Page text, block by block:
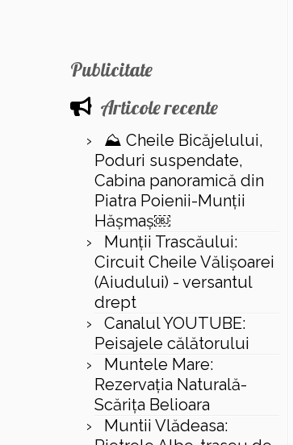
Publicitate
Articole recente
⛰️ Cheile Bicăjelului,
Poduri suspendate,
Cabina panoramică din
Piatra Poienii-Munții
Hășmaș￼
Munții Trascăului:
Circuit Cheile Vălișoarei
(Aiudului) - versantul
drept
Canalul YOUTUBE:
Peisajele călătorului
Muntele Mare:
Rezervaţia Naturală-
Scăriţa Belioara
Muntii Vlădeasa: